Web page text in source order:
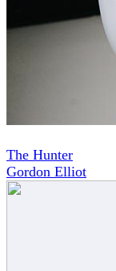
Post
navigation
The Hunter
Gordon Elliot